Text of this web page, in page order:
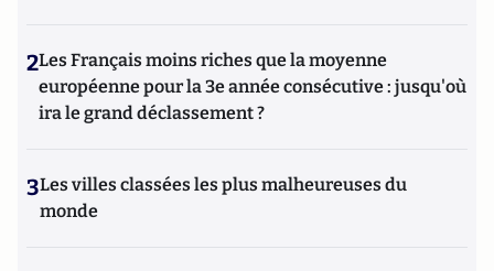
2Les Français moins riches que la moyenne
européenne pour la 3e année consécutive : jusqu'où
ira le grand déclassement ?
3Les villes classées les plus malheureuses du
monde